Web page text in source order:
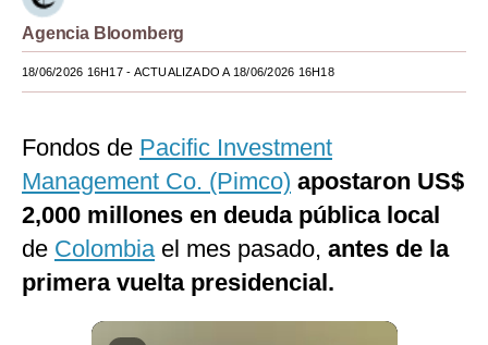
EEUU
México
Tecnología
Club del Suscriptor
Mix
G de Gestión
Agencia Bloomberg
18/06/2026 16H17- ACTUALIZADO A 18/06/2026 16H18
Fondos de Pacific Investment
Management Co. (Pimco) apostaron US$
2,000 millones en deuda pública local
de Colombiael mes pasado, antes de la
primera vuelta presidencial.